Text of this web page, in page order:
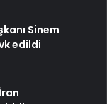
Sinem
edildi